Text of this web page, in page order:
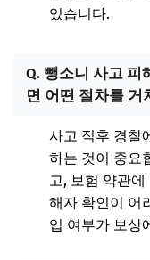
있습니다.
Q. 뺑소니 사고 피
면 어떤 절차를 거
사고 직후 경찰
하는 것이 중요
고, 보험 약관
해자 확인이 어
입 여부가 보상